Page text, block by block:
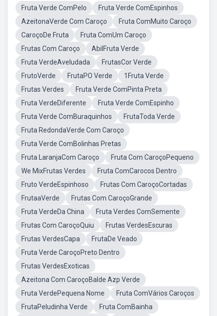
Fruta Verde ComPelo
Fruta Verde ComEspinhos
AzeitonaVerde Com Caroço
Fruta ComMuito Caroço
CaroçoDe Fruta
Fruta ComUm Caroço
Frutas Com Caroço
AbilFruta Verde
Fruta VerdeAveludada
FrutasCor Verde
FrutoVerde
FrutaPO Verde
1Fruta Verde
Frutas Verdes
Fruta Verde ComPinta Preta
Fruta VerdeDiferente
Fruta Verde ComEspinho
Fruta Verde ComBuraquinhos
FrutaToda Verde
Fruta RedondaVerde Com Caroço
Fruta Verde ComBolinhas Pretas
Fruta LaranjaCom Caroço
Fruta Com CaroçoPequeno
We MixFrutas Verdes
Fruta ComCarocos Dentro
Fruto VerdeEspinhoso
Frutas Com CaroçoCortadas
FrutaaVerde
Frutas Com CaroçoGrande
Fruta VerdeDa China
Fruta Verdes ComSemente
Frutas Com CaroçoQuiu
Frutas VerdesEscuras
Frutas VerdesCapa
FrutaDe Veado
Fruta Verde CaroçoPreto Dentro
Frutas VerdesExoticas
Azeitona Com CaroçoBalde Azp Verde
Fruta VerdePequena Nome
Fruta ComVários Caroços
FrutaPeludinha Verde
Fruta ComBainha